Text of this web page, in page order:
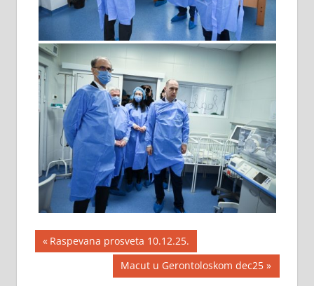
Кретање
Previous
Post:
Raspevana prosveta 10.12.25.
Next
Post:
Macut u Gerontoloskom dec25